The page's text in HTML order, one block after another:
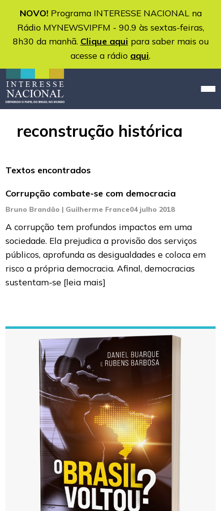
NOVO!Programa INTERESSE NACIONAL na
Rádio MYNEWSVIPFM - 90.9 às sextas-feiras,
8h30 da manhã. Clique aqui para saber mais ou
acesse a rádio aqui.
reconstrução histórica
Textos encontrados
Corrupção combate-se com democracia
Bruno Brandão | Guilherme France04 julho 2018
A corrupção tem profundos impactos em uma
sociedade. Ela prejudica a provisão dos serviços
públicos, aprofunda as desigualdades e coloca em
risco a própria democracia. Afinal, democracias
sustentam-se [leia mais]